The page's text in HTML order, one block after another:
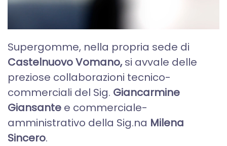
Supergomme, nella propria sede di
Castelnuovo Vomano, si avvale delle
preziose collaborazioni tecnico-
commerciali del Sig. Giancarmine
Giansante e commerciale-
amministrativo della Sig.na Milena
Sincero.